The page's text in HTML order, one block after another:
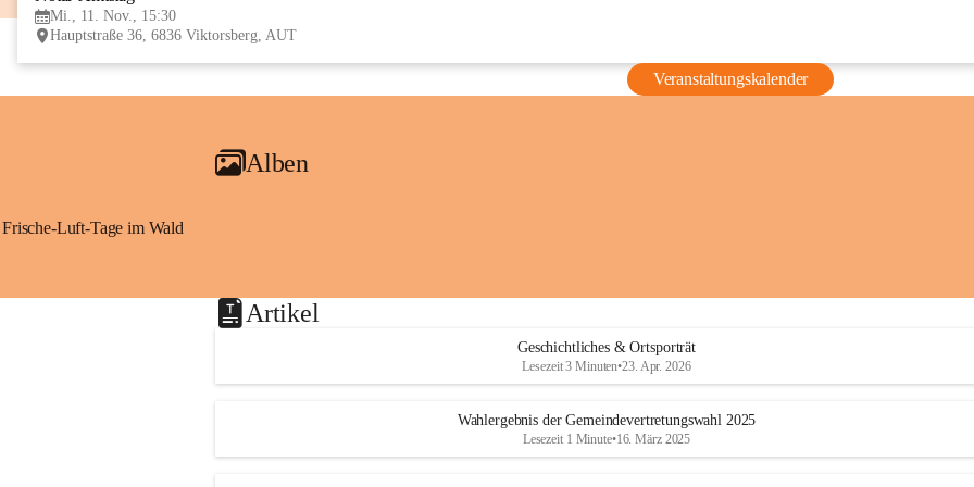
Mi., 11. Nov., 15:30
Hauptstraße 36, 6836 Viktorsberg, AUT
Veranstaltungskalender
Alben
Frische-Luft-Tage im Wald
Artikel
Geschichtliches & Ortsporträt
Lesezeit 3 Minuten•23. Apr. 2026
Wahlergebnis der Gemeindevertretungswahl 2025
Lesezeit 1 Minute•16. März 2025